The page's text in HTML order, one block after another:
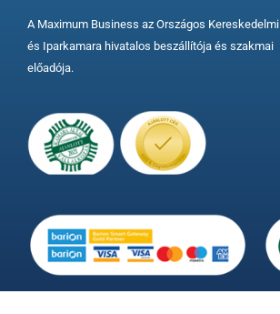
A Maximum Business az Országos Kereskedelmi
és Iparkamara hivatalos beszállítója és szakmai
előadója.